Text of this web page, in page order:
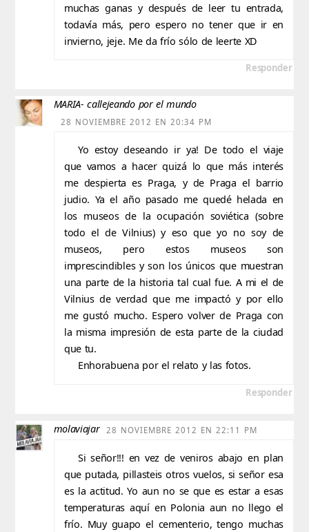
muchas ganas y después de leer tu entrada,
todavía más, pero espero no tener que ir en
invierno, jeje. Me da frío sólo de leerte XD
Responder
MARIA- callejeando por el mundo
28 NOVIEMBRE 2012 EN 20:34 PM
Yo estoy deseando ir ya! De todo el viaje
que vamos a hacer quizá lo que más interés
me despierta es Praga, y de Praga el barrio
judio. Ya el año pasado me quedé helada en
los museos de la ocupación soviética (sobre
todo el de Vilnius) y eso que yo no soy de
museos, pero estos museos son
imprescindibles y son los únicos que muestran
una parte de la historia tal cual fue. A mi el de
Vilnius de verdad que me impactó y por ello
me gustó mucho. Espero volver de Praga con
la misma impresión de esta parte de la ciudad
que tu.
Enhorabuena por el relato y las fotos.
Responder
molaviajar 28 NOVIEMBRE 2012 EN 22:11 PM
Si señor!!! en vez de veniros abajo en plan
que putada, pillasteis otros vuelos, si señor esa
es la actitud. Yo aun no se que es estar a esas
temperaturas aquí en Polonia aun no llego el
frío. Muy guapo el cementerio, tengo muchas